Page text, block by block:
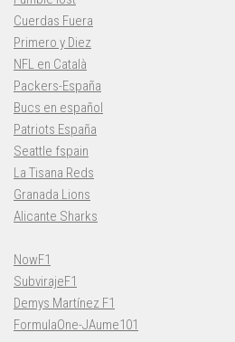
Cuerdas Fuera
Primero y Diez
NFL en Català
Packers-España
Bucs en español
Patriots España
Seattle fspain
La Tisana Reds
Granada Lions
Alicante Sharks
NowF1
SubvirajeF1
Demys Martínez F1
FormulaOne-JAume101